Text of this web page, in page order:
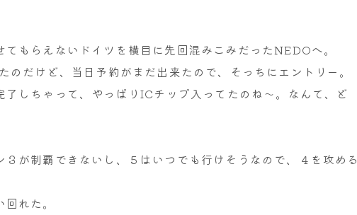
もらえないドイツを横目に先回混みこみだったNEDOへ。
だけど、当日予約がまだ出来たので、そっちにエントリー。
しちゃって、やっぱりICチップ入ってたのね～。なんて、ど
が制覇できないし、５はいつでも行けそうなので、４を攻める
れた。